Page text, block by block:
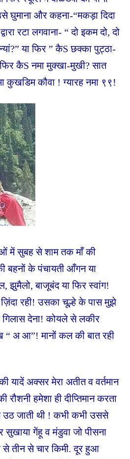
और कहना-“मकड़ा दिदा
रटा लगवाना- “ दो इकम दो, दो
या फिर ” कैS छक्का पुट्ठा-
कैS नमा मुक्खा-मुखी? सात
कुखडिम कौवा ! ग्यारह नमा ९९!
में सुबह से शाम तक माँ की
बहनों के पंचायती आँगन या
झुमैलो, बाजूबंद या फिर स्वांग!
रही! उसका चूल्हे के पास मुझे
देना! कोयले से लकीर
“ अ आ”! मानों कल की बात रही
यादें अक्सर मेरा अतीत व वर्तमान
हमेशा ही दीप्तिमान करता
उठ जाती थी ! कभी कभी उससे
सुखाया गेंहू व मंडुवा जो पीसना
से तीन से चार किमी. दूर हुआ